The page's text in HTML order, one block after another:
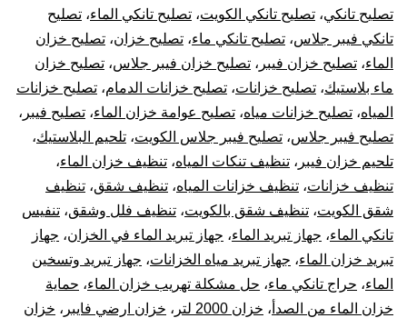
تصليح تانكي، تصليح تانكي الكويت، تصليح تانكي الماء، تصليح
تانكي فيبر جلاس، تصليح تانكي ماء، تصليح خزان، تصليح خزان
الماء، تصليح خزان فيبر ، تصليح خزان فيبر جلاس، تصليح خزان
ماء بلاستيك، تصليح خزانات، تصليح خزانات الدمام، تصليح خزانات
المياه، تصليح خزانات مياه، تصليح عوامة خزان الماء، تصليح فيبر ،
تصليح فيبر جلاس، تصليح فيبر جلاس الكويت، تلحيم البلاستيك،
تلحيم خزان فيبر ، تنظيف تنكات المياه، تنظيف خزان الماء،
تنظيف خزانات، تنظيف خزانات المياه، تنظيف شقق، تنظيف
شقق الكويت، تنظيف شقق بالكويت، تنظيف فلل وشقق، تنفيس
تانكي الماء، جهاز تبريد الماء، جهاز تبريد الماء في الخزان، جهاز
تبريد خزان الماء، جهاز تبريد مياه الخزانات، جهاز تبريد وتسخين
الماء، حراج تانكي ماء، حل مشكلة تهريب خزان الماء، حماية
خزان الماء من الصدأ ، خزان 2000 لتر ، خزان ارضي فايبر ، خزان